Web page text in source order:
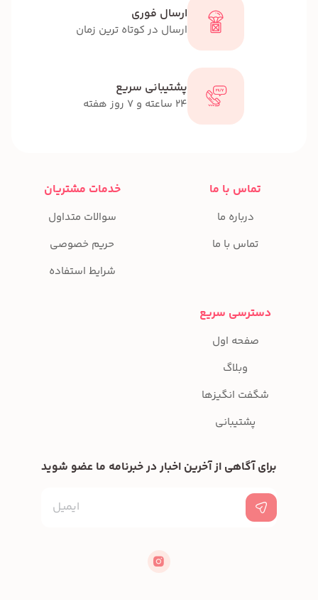
ارسال فوری
ارسال در کوتاه ترین زمان
پشتیبانی سریع
24 ساعته و 7 روز هفته
تماس با ما
درباره ما
تماس با ما
خدمات مشتریان
سوالات متداول
حریم خصوصی
شرایط استفاده
دسترسی سریع
صفحه اول
وبلاگ
شگفت انگیزها
پشتیبانی
برای آگاهی از آخرین اخبار در خبرنامه ما عضو شوید